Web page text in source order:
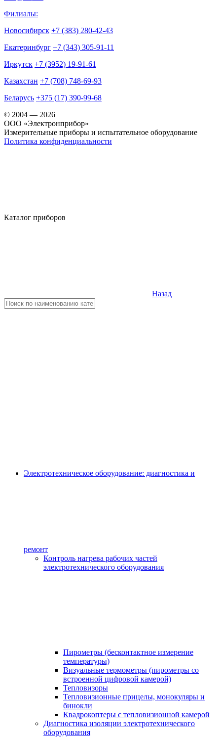
Филиалы:
Новосибирск +7 (383) 280-42-43
Екатеринбург +7 (343) 305-91-11
Иркутск +7 (3952) 19-91-61
Казахстан +7 (708) 748-69-93
Беларусь +375 (17) 390-99-68
© 2004 — 2026
OOO «Электронприбор»
Измерительные приборы и испытательное оборудование
Политика конфиденциальности
Каталог приборов
Назад
Электротехническое оборудование: диагностика и
ремонт
Контроль нагрева рабочих частей
электротехнического оборудования
Пирометры (бесконтактное измерение
температуры)
Визуальные термометры (пирометры со
встроенной цифровой камерой)
Тепловизоры
Тепловизионные прицелы, монокуляры и
бинокли
Квадрокоптеры с тепловизионной камерой
Диагностика изоляции электротехнического
оборудования